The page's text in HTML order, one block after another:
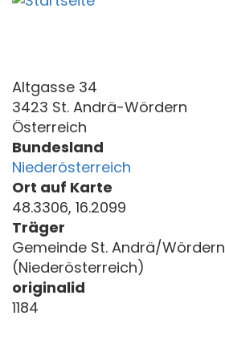
Direkt
Altgasse 34
3423 St. Andrä-Wördern
Österreich
Bundesland
Niederösterreich
Ort auf Karte
48.3306, 16.2099
Träger
Gemeinde St. Andrä/Wördern
(Niederösterreich)
originalid
1184